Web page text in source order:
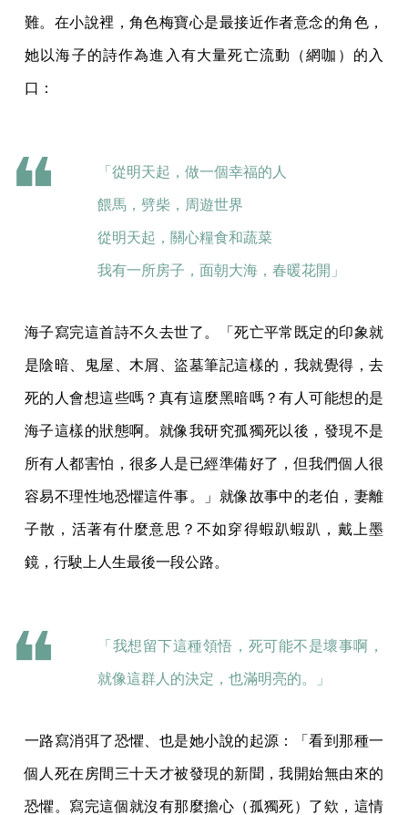
難。在小說裡，角色梅寶心是最接近作者意念的角色，
她以海子的詩作為進入有大量死亡流動（網咖）的入
口：
「從明天起，做一個幸福的人
餵馬，劈柴，周遊世界
從明天起，關心糧食和蔬菜
我有一所房子，面朝大海，春暖花開」
海子寫完這首詩不久去世了。「死亡平常既定的印象就
是陰暗、鬼屋、木屑、盜墓筆記這樣的，我就覺得，去
死的人會想這些嗎？真有這麼黑暗嗎？有人可能想的是
海子這樣的狀態啊。就像我研究孤獨死以後，發現不是
所有人都害怕，很多人是已經準備好了，但我們個人很
容易不理性地恐懼這件事。」就像故事中的老伯，妻離
子散，活著有什麼意思？不如穿得蝦趴蝦趴，戴上墨
鏡，行駛上人生最後一段公路。
「我想留下這種領悟，死可能不是壞事啊，
就像這群人的決定，也滿明亮的。」
一路寫消弭了恐懼、也是她小說的起源：「看到那種一
個人死在房間三十天才被發現的新聞，我開始無由來的
恐懼。寫完這個就沒有那麼擔心（孤獨死）了欸，這情